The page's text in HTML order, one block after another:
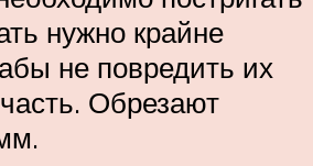
нужно крайне
не повредить их
Обрезают